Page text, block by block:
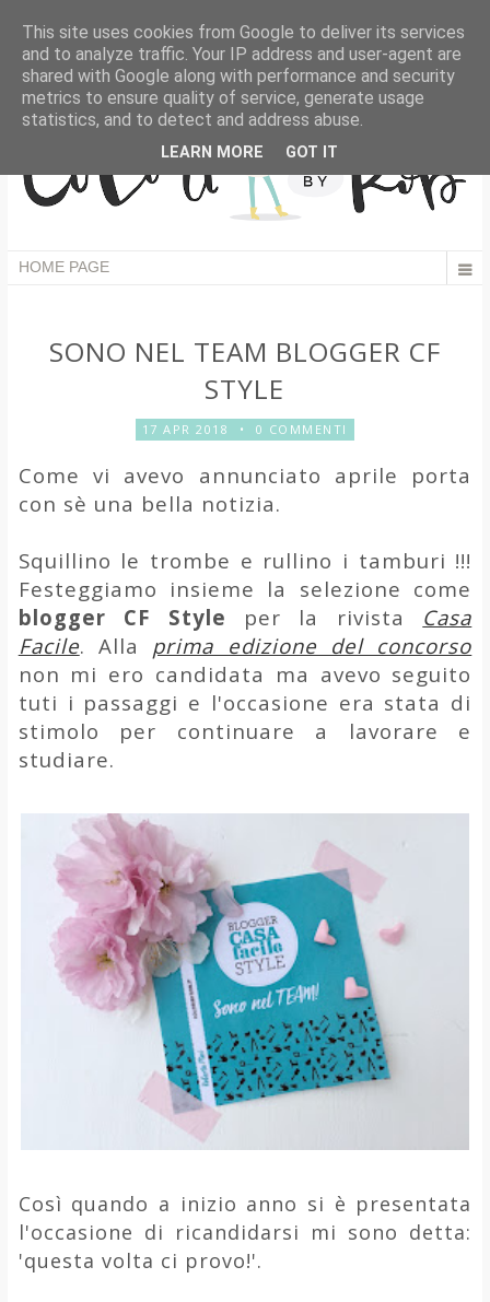
SONO NEL TEAM BLOGGER CF
STYLE
17 APR 2018 • 0 COMMENTI
Come vi avevo annunciato aprile porta
con sè una bella notizia.
Squillino le trombe e rullino i tamburi !!!
Festeggiamo insieme la selezione come
blogger CF Style per la rivista Casa
Facile. Alla prima edizione del concorso
non mi ero candidata ma avevo seguito
tuti i passaggi e l'occasione era stata di
stimolo per continuare a lavorare e
studiare.
Così quando a inizio anno si è presentata
l'occasione di ricandidarsi mi sono detta:
'questa volta ci provo!'.
This site uses cookies from Google to deliver its services
and to analyze traffic. Your IP address and user-agent are
shared with Google along with performance and security
metrics to ensure quality of service, generate usage
statistics, and to detect and address abuse.
LEARN MORE GOT IT